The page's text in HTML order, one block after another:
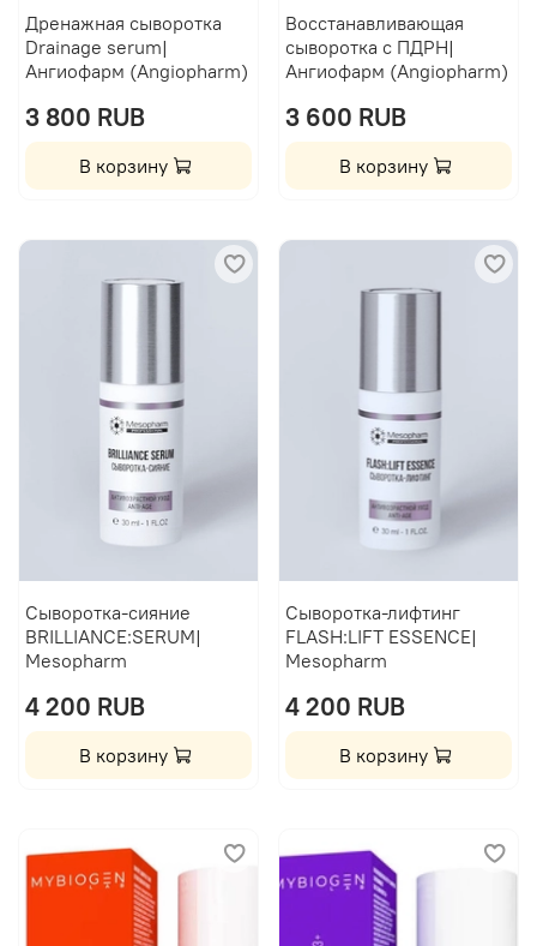
Дренажная сыворотка
Drainage serum|
Ангиофарм (Angiopharm)
3 800 RUB
В корзину
Восстанавливающая
сыворотка с ПДРН|
Ангиофарм (Angiopharm)
3 600 RUB
В корзину
Сыворотка-сияние
BRILLIANCE:SERUM|
Mesopharm
4 200 RUB
В корзину
Сыворотка-лифтинг
FLASH:LIFT ESSENCE|
Mesopharm
4 200 RUB
В корзину